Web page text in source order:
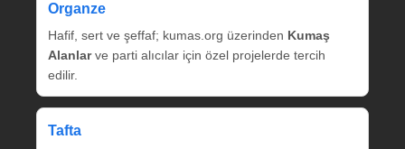
Organze
Hafif, sert ve şeffaf; kumas.org üzerinden Kumaş
Alanlarve parti alıcılar için özel projelerde tercih
edilir.
Tafta